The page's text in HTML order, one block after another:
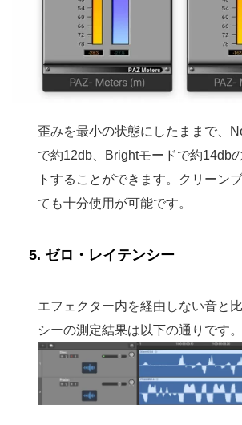
歪みを最小の状態にしたままで、
で約12db、Brightモードで約14db
トすることができます。クリーン
ても十分使用が可能です。
5. ゼロ・レイテンシー
エフェクター内を経由しない音と
シーの測定結果は以下の通りです。